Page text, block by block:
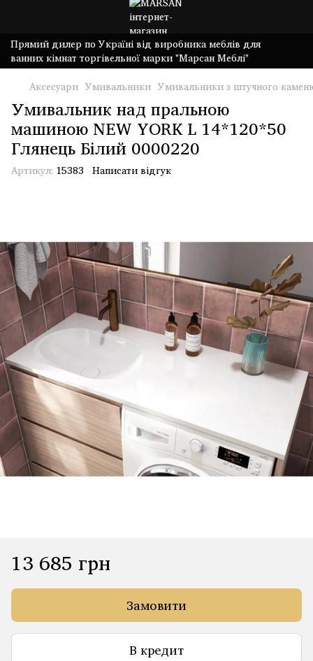
Прямий дилер по Україні від виробника меблів для
ванних кімнат торгівельної марки "Марсан Меблі"
Аксесуари Умивальники Умивальники з штучного
Умивальник над пральною
машиною NEW YORK L 14*120*50
Глянець Білий 0000220
Артикул: 15383 Написати відгук
13 685 грн
Замовити
В кредит